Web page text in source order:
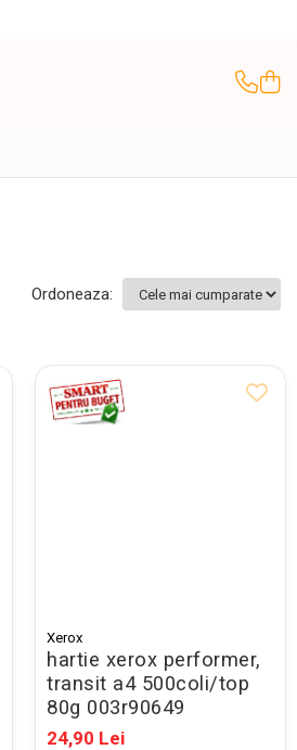
Ordoneaza:
Xerox
hartie xerox performer,
transit a4 500coli/top
80g 003r90649
24,90 Lei